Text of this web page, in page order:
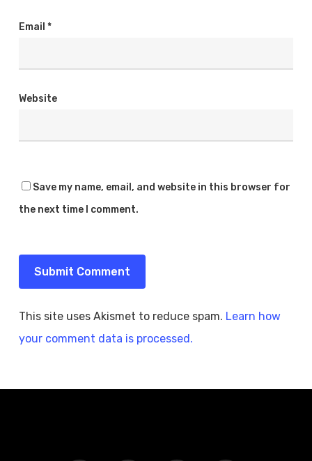
Email *
Website
Save my name, email, and website in this browser for
the next time I comment.
This site uses Akismet to reduce spam. Learn how
your comment data is processed.